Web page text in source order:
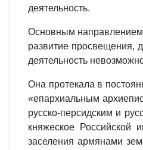
деятельность.
Основным направлением
развитие просвещения,
деятельность
Она протекала в
«епархиальным
русско-персидским и
княжеское Российской
заселения армянами